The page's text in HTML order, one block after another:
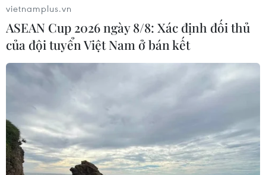
vietnamplus.vn
ASEAN Cup 2026 ngày 8/8: Xác định đối thủ
của đội tuyển Việt Nam ở bán kết